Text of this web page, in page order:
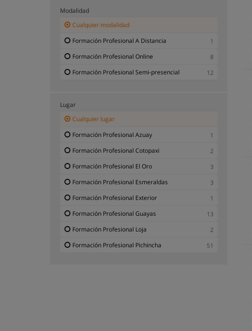
Ferralla, Encofrados y Hormigón
Fontanería
Instalador de Aire Acondicionado
2
Modalidad
Cualquier modalidad
Formación Profesional A Distancia
1
Formación Profesional Online
8
Formación Profesional Semi-presencial
12
Lugar
Cualquier lugar
Formación Profesional Azuay
1
Formación Profesional Cotopaxi
2
Formación Profesional El Oro
3
Formación Profesional Esmeraldas
3
Formación Profesional Exterior
1
Formación Profesional Guayas
13
Formación Profesional Loja
2
Formación Profesional Pichincha
51